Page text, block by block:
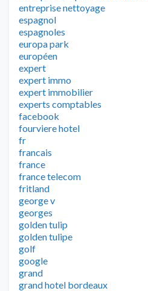
entreprise nettoyage
espagnol
espagnoles
europa park
européen
expert
expert immo
expert immobilier
experts comptables
facebook
fourviere hotel
fr
francais
france
france telecom
fritland
george v
georges
golden tulip
golden tulipe
golf
google
grand
grand hotel bordeaux